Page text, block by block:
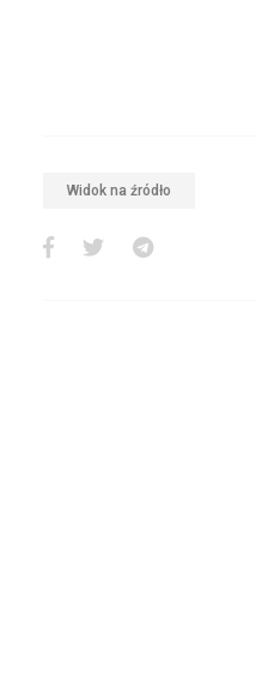
Widok na źródło